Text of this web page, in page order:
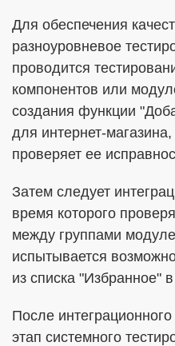
Для обеспечения
разноуровневое
проводится
компонентов или
создания функции
для интернет-
проверяет ее
Затем следует
время которого
между группами
испытывается
из списка "Избранное"
После
этап системного